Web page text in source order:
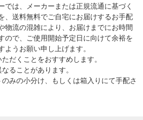
では、メーカーまたは正規流通に基づく
、送料無料でご自宅にお届けするお手配
物流の混雑により、お届けまでにお時間
ので、ご使用開始予定日に向けて余裕を
うお願い申し上げます。
だくことをおすすめします。
ることがあります。
みの小分け、もしくは箱入りにて手配さ